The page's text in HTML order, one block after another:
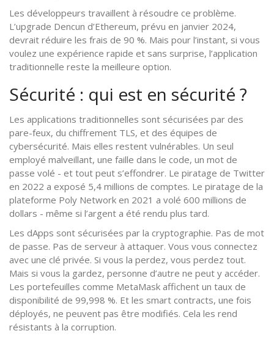
Les développeurs travaillent à résoudre ce problème.
L’upgrade Dencun d’Ethereum, prévu en janvier 2024,
devrait réduire les frais de 90 %. Mais pour l’instant, si vous
voulez une expérience rapide et sans surprise, l’application
traditionnelle reste la meilleure option.
Sécurité : qui est en sécurité ?
Les applications traditionnelles sont sécurisées par des
pare-feux, du chiffrement TLS, et des équipes de
cybersécurité. Mais elles restent vulnérables. Un seul
employé malveillant, une faille dans le code, un mot de
passe volé - et tout peut s’effondrer. Le piratage de Twitter
en 2022 a exposé 5,4 millions de comptes. Le piratage de la
plateforme Poly Network en 2021 a volé 600 millions de
dollars - même si l’argent a été rendu plus tard.
Les dApps sont sécurisées par la cryptographie. Pas de mot
de passe. Pas de serveur à attaquer. Vous vous connectez
avec une clé privée. Si vous la perdez, vous perdez tout.
Mais si vous la gardez, personne d’autre ne peut y accéder.
Les portefeuilles comme MetaMask affichent un taux de
disponibilité de 99,998 %. Et les smart contracts, une fois
déployés, ne peuvent pas être modifiés. Cela les rend
résistants à la corruption.